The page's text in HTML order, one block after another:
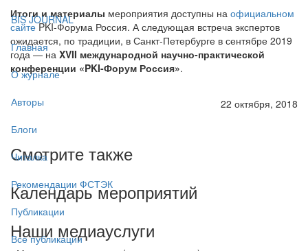
BIS JOURNAL
Главная
О журнале
Авторы
Блоги
Читалка
Рекомендации ФСТЭК
Публикации
Все публикации
Итоги и материалы мероприятия доступны на официальном
сайтеPKI-Форума Россия. А следующая встреча экспертов
ожидается, по традиции, в Санкт-Петербурге в сентябре 2019
года — на XVII международной научно-практической
конференции «PKI-Форум Россия».
22 октября, 2018
Смотрите также
Календарь мероприятий
Наши медиауслуги